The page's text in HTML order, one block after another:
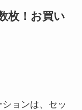
枚！お買い
ョンは、セッ